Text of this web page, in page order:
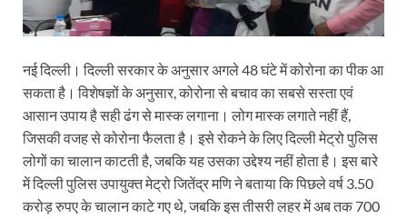
नई दिल्ली। दिल्ली सरकार के अनुसार अगले 48 घंटे में कोरोना का पीक आ
सकता है। विशेषज्ञों के अनुसार, कोरोना से बचाव का सबसे सस्ता एवं
आसान उपाय है सही ढंग से मास्क लगाना। लोग मास्क लगाते नहीं हैं,
जिसकी वजह से कोरोना फैलता है। इसे रोकने के लिए दिल्ली मेट्रो पुलिस
लोगों का चालान काटती है, जबकि यह उसका उद्देश्य नहीं होता है। इस बारे
में दिल्ली पुलिस उपायुक्त मेट्रो जितेंद्र मणि ने बताया कि पिछले वर्ष 3.50
करोड़ रुपए के चालान काटे गए थे, जबकि इस तीसरी लहर में अब तक 700